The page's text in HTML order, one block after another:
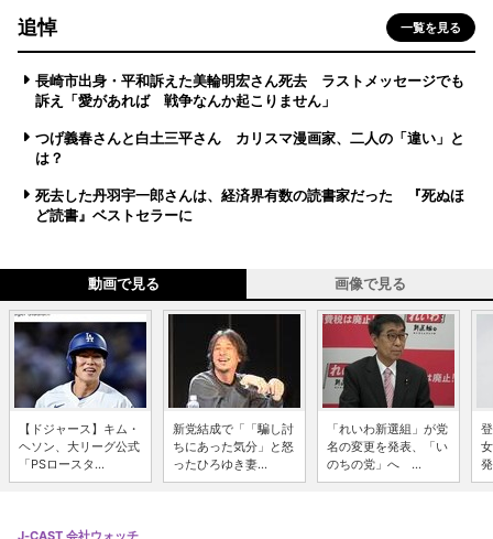
追悼 一覧を見る
長崎市出身・平和訴えた美輪明宏さん死去 ラストメッセージでも
訴え「愛があれば 戦争なんか起こりません」
つげ義春さんと白土三平さん カリスマ漫画家、二人の「違い」と
は？
死去した丹羽宇一郎さんは、経済界有数の読書家だった 『死ぬほ
ど読書』ベストセラーに
動画で見る 画像で見る
【ドジャース】キム・
ヘソン、大リーグ公式
「PSロースタ...
新党結成で「「騙し討
ちにあった気分」と怒
ったひろゆき妻...
「れいわ新選組」が党
名の変更を発表、「い
のちの党」へ ...
J-CAST 会社ウォッチ